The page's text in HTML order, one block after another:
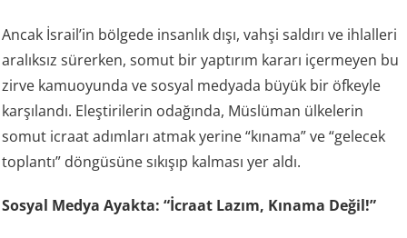
Ancak İsrail’in bölgede insanlık dışı, vahşi saldırı ve ihlalleri
aralıksız sürerken, somut bir yaptırım kararı içermeyen bu
zirve kamuoyunda ve sosyal medyada büyük bir öfkeyle
karşılandı. Eleştirilerin odağında, Müslüman ülkelerin
somut icraat adımları atmak yerine “kınama” ve “gelecek
toplantı” döngüsüne sıkışıp kalması yer aldı.
Sosyal Medya Ayakta: “İcraat Lazım, Kınama Değil!”